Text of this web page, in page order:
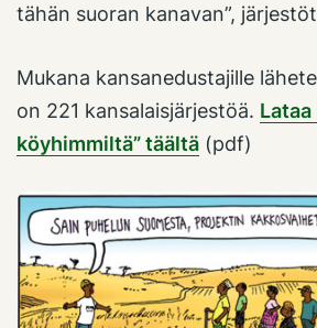
tähän suoran kanavan”,
Mukana kansanedustajille
on 221 kansalaisjärjestöä. Lataa
köyhimmiltä” täältä (pdf)